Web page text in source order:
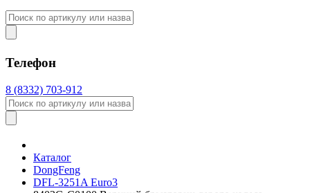
Телефон
8 (8332) 703-912
Каталог
DongFeng
DFL-3251A Euro3